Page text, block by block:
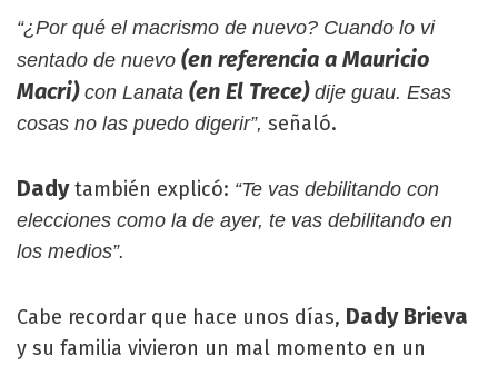
“¿Por qué el macrismo de nuevo? Cuando lo vi
sentado de nuevo (en referencia a Mauricio
Macri)con Lanata (en El Trece)dije guau. Esas
cosas no las puedo digerir”, señaló.
Dadytambién explicó: “Te vas debilitando con
elecciones como la de ayer, te vas debilitando en
los medios”.
Cabe recordar que hace unos días, Dady Brieva
y su familia vivieron un mal momento en un